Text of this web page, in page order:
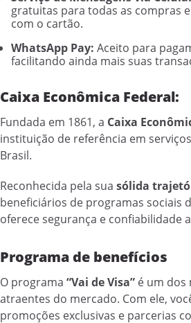
gratuitas para todas as compras
com o cartão.
WhatsApp Pay: Aceito para
facilitando ainda mais suas
Caixa Econômica Federal:
Fundada em 1861, a Caixa
instituição de referência em
Brasil.
Reconhecida pela sua sólida
beneficiários de programas sociais
oferece segurança e confiabilidade
Programa de benefícios
O programa “Vai de Visa” é um dos
atraentes do mercado. Com ele,
promoções exclusivas e parcerias